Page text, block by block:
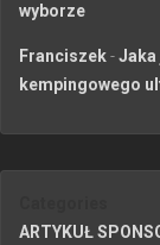
wyborze
Franciszek-Jaka
kempingowego
ARTYKUŁ